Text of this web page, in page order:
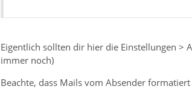
Eigentlich sollten dir hier die Einstellungen >
immer noch)
Beachte, dass Mails vom Absender